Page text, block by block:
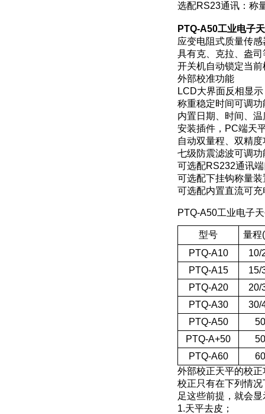
选配RS23通讯：称
PTQ-A50工业电子
应变电阻式质量传感
具有克、克拉、盎
开关机自动锁定当前
外部校准功能
LCD大界面反相显示
称重稳定时间可调功
内置日期、时间、
安装插件，PC端天
自动双量程、双精度
七级防震滤波可调功
可选配RS232通讯
可选配下挂钩称量装
可选配内置直流可充
PTQ-A50工业电子
型号
量程
PTQ-A10
10/
PTQ-A15
15/
PTQ-A20
20/
PTQ-A30
30/
PTQ-A50
50
PTQ-A+50
50
PTQ-A60
60
外部校正天平的校
校正只有在下列情
足这些前提，就会
1.天平去皮；